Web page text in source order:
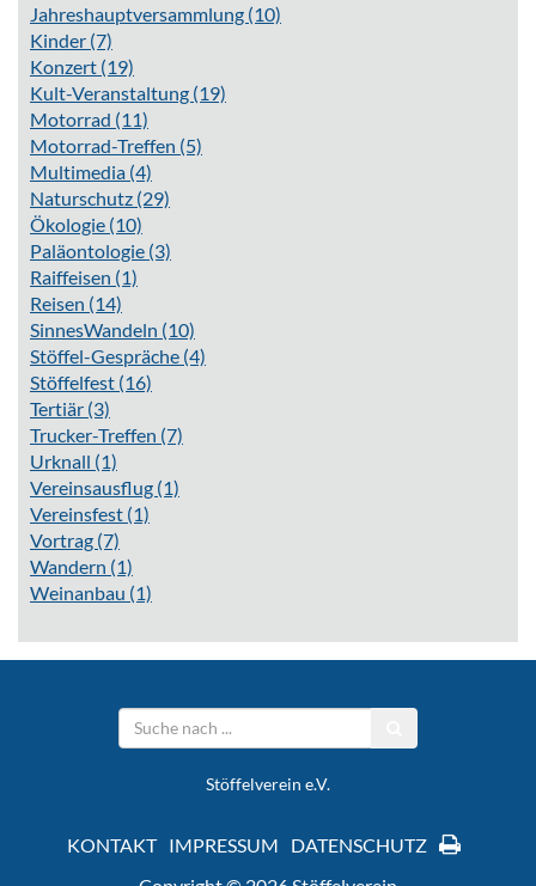
Jahreshauptversammlung (10)
Kinder (7)
Konzert (19)
Kult-Veranstaltung (19)
Motorrad (11)
Motorrad-Treffen (5)
Multimedia (4)
Naturschutz (29)
Ökologie (10)
Paläontologie (3)
Raiffeisen (1)
Reisen (14)
SinnesWandeln (10)
Stöffel-Gespräche (4)
Stöffelfest (16)
Tertiär (3)
Trucker-Treffen (7)
Urknall (1)
Vereinsausflug (1)
Vereinsfest (1)
Vortrag (7)
Wandern (1)
Weinanbau (1)
Stöffelverein e.V.
KONTAKT IMPRESSUM
DATENSCHUTZ